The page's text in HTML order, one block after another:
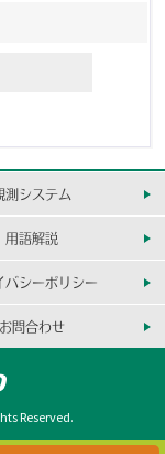
測システム
用語解説
バシーポリシー
お問合わせ
Reserved.